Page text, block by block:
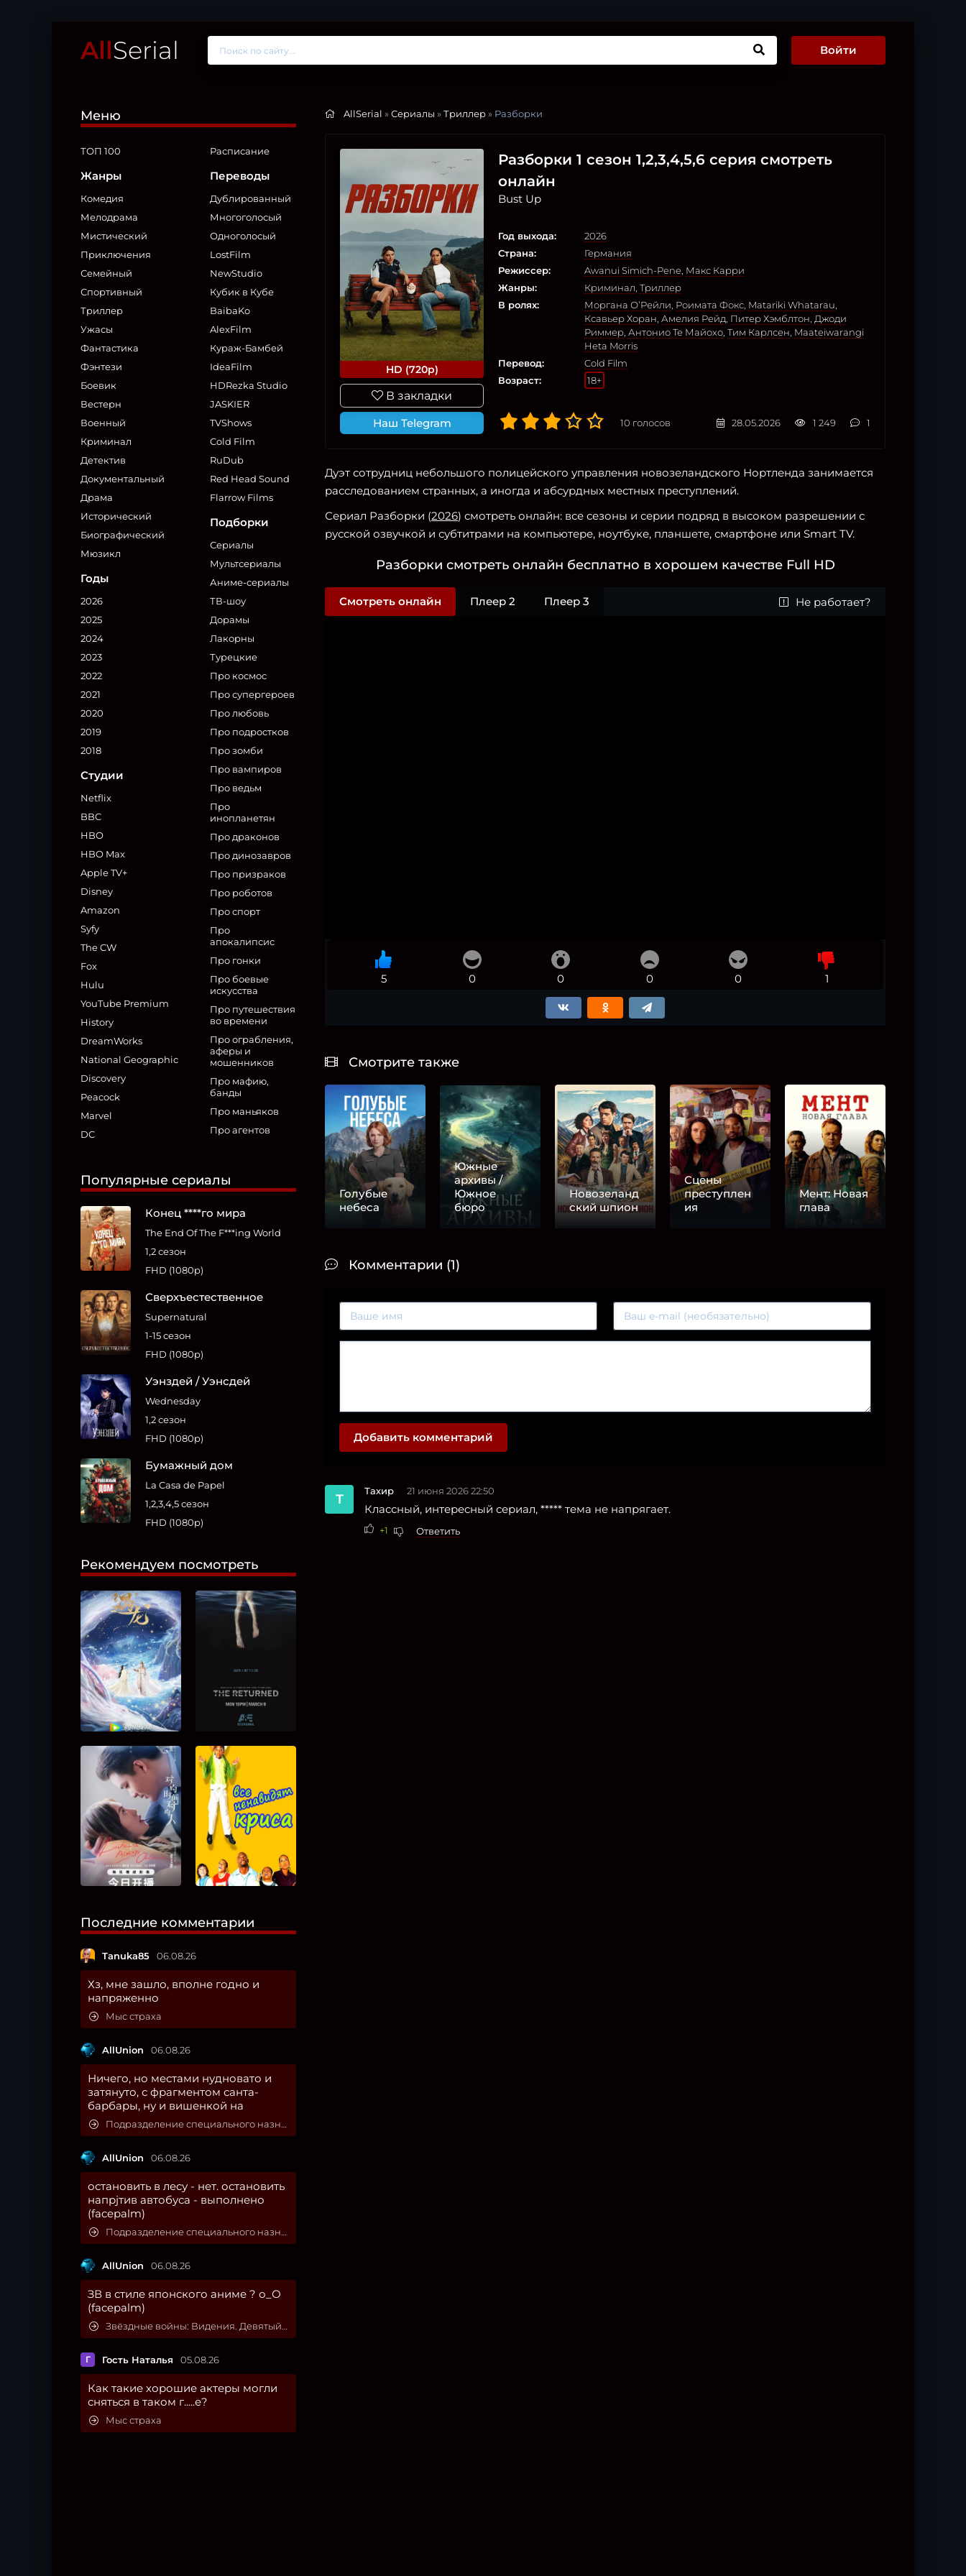
AllSerial Войти
Меню
ТОП 100
Жанры
Комедия
Мелодрама
Мистический
Приключения
Семейный
Спортивный
Триллер
Ужасы
Фантастика
Фэнтези
Боевик
Вестерн
Военный
Криминал
Детектив
Документальный
Драма
Исторический
Биографический
Мюзикл
Годы
2026
2025
2024
2023
2022
2021
2020
2019
2018
Студии
Netflix
BBC
HBO
HBO Max
Apple TV+
Disney
Amazon
Syfy
The CW
Fox
Hulu
YouTube Premium
History
DreamWorks
National Geographic
Discovery
Peacock
Marvel
DC
Расписание
Переводы
Дублированный
Многоголосый
Одноголосый
LostFilm
NewStudio
Кубик в Кубе
BaibaKo
AlexFilm
Кураж-Бамбей
IdeaFilm
HDRezka Studio
JASKIER
TVShows
Cold Film
RuDub
Red Head Sound
Flarrow Films
Подборки
Сериалы
Мультсериалы
Аниме-сериалы
ТВ-шоу
Дорамы
Лакорны
Турецкие
Про космос
Про супергероев
Про любовь
Про подростков
Про зомби
Про вампиров
Про ведьм
Про
инопланетян
Про драконов
Про динозавров
Про призраков
Про роботов
Про спорт
Про
апокалипсис
Про гонки
Про боевые
искусства
Про путешествия
во времени
Про ограбления,
аферы и
мошенников
Про мафию,
банды
Про маньяков
Про агентов
Популярные сериалы
Конец ****го мира
The End Of The F***ing World
1,2 сезон
FHD (1080p)
Сверхъестественное
Supernatural
1-15 сезон
FHD (1080p)
Уэнздей / Уэнсдей
Wednesday
1,2 сезон
FHD (1080p)
Бумажный дом
La Casa de Papel
1,2,3,4,5 сезон
FHD (1080p)
Рекомендуем посмотреть
Последние комментарии
Tanuka85 06.08.26
Хз, мне зашло, вполне годно и
напряженно
Мыс страха
AllUnion 06.08.26
Ничего, но местами нудновато и
затянуто, с фрагментом санта-
барбары, ну и вишенкой на
Подразделение специального назначения
AllUnion 06.08.26
остановить в лесу - нет. остановить
напрjтив автобуса - выполнено
(facepalm)
Подразделение специального назначения
AllUnion 06.08.26
ЗВ в стиле японского аниме ? о_О
(facepalm)
Звёздные войны: Видения. Девятый джедай
Г Гость Наталья 05.08.26
Как такие хорошие актеры могли
сняться в таком г.....е?
Мыс страха
AllSerial »Сериалы »Триллер» Разборки
HD (720p)
В закладки
Наш Telegram
Разборки 1 сезон 1,2,3,4,5,6 серия смотреть
онлайн
Bust Up
Год выхода:
2026
Страна:
Германия
Режиссер:
Awanui Simich-Pene Макс Карри
Жанры:
Криминал Триллер
В ролях:
Моргана О’Рейли Роимата Фокс Matariki Whatarau
Ксавьер Хоран Амелия Рейд Питер Хэмблтон Джоди
Риммер Антонио Те Майохо Тим Карлсен Maateiwarangi
Heta Morris
Перевод:
Cold Film
Возраст:
18+
10 голосов 28.05.2026 1 249 1
Дуэт сотрудниц небольшого полицейского управления новозеландского Нортленда занимается
расследованием странных, а иногда и абсурдных местных преступлений.
Сериал Разборки (2026) смотреть онлайн: все сезоны и серии подряд в высоком разрешении с
русской озвучкой и субтитрами на компьютере, ноутбуке, планшете, смартфоне или Smart TV.
Разборки смотреть онлайн бесплатно в хорошем качестве Full HD
Смотреть онлайн Плеер 2 Плеер 3 Не работает?
5 0 0 0 0 1
Смотрите также
Голубые
небеса
Южные
архивы /
Южное
бюро
Новозеланд
ский шпион
Сцены
преступлен
ия
Мент: Новая
глава
Комментарии (1)
Добавить комментарий
Т
Тахир 21 июня 2026 22:50
Классный, интересный сериал, ***** тема не напрягает.
+1 Ответить